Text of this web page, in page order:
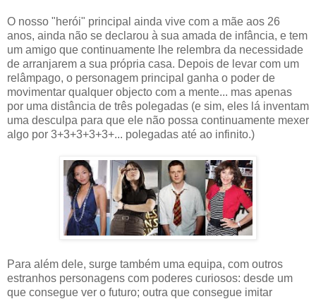
O nosso "herói" principal ainda vive com a mãe aos 26
anos, ainda não se declarou à sua amada de infância, e tem
um amigo que continuamente lhe relembra da necessidade
de arranjarem a sua própria casa. Depois de levar com um
relâmpago, o personagem principal ganha o poder de
movimentar qualquer objecto com a mente... mas apenas
por uma distância de três polegadas (e sim, eles lá inventam
uma desculpa para que ele não possa continuamente mexer
algo por 3+3+3+3+3+... polegadas até ao infinito.)
Para além dele, surge também uma equipa, com outros
estranhos personagens com poderes curiosos: desde um
que consegue ver o futuro; outra que consegue imitar